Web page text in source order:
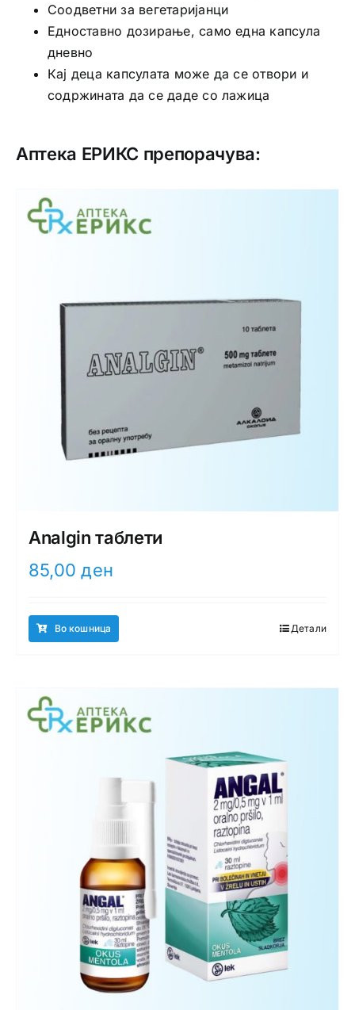
Соодветни за вегетаријанци
Едноставно дозирање, само една капсула
дневно
Кај деца капсулата може да се отвори и
содржината да се даде со лажица
Аптека ЕРИКС препорачува:
Analgin таблети
85,00ден
Во кошница Детали